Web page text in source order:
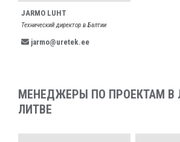
JARMO LUHT
Технический директор в Балтии
jarmo@uretek.ee
МЕНЕДЖЕРЫ ПО ПРОЕКТАМ В
ЛИТВЕ